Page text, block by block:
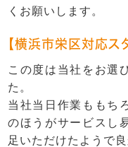
くお願いします。
【横浜市栄区対応ス
この度は当社をお選
た。
当社当日作業ももち
のほうがサービスし
足いただけたようで良